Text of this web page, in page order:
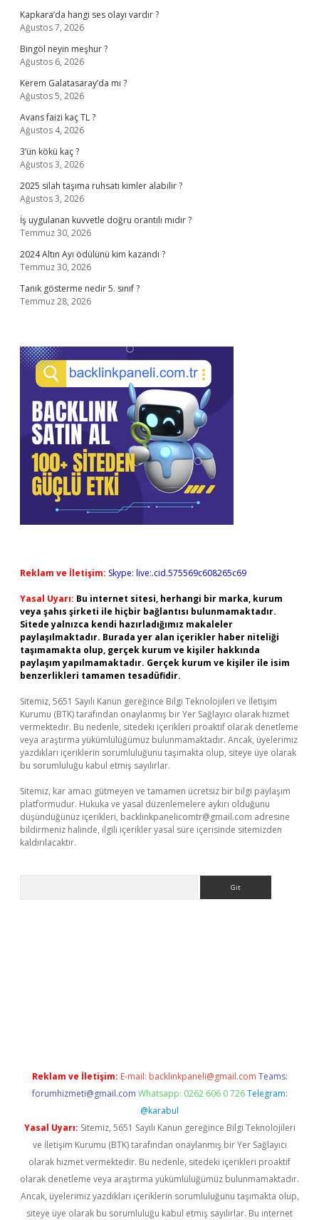
Kapkara’da hangi ses olayı vardır ?
Ağustos 7, 2026
Bingöl neyin meşhur ?
Ağustos 6, 2026
Kerem Galatasaray’da mı ?
Ağustos 5, 2026
Avans faizi kaç TL ?
Ağustos 4, 2026
3’ün kökü kaç ?
Ağustos 3, 2026
2025 silah taşıma ruhsatı kimler alabilir ?
Ağustos 3, 2026
İş uygulanan kuvvetle doğru orantılı mıdır ?
Temmuz 30, 2026
2024 Altın Ayı ödülünü kim kazandı ?
Temmuz 30, 2026
Tanık gösterme nedir 5. sınıf ?
Temmuz 28, 2026
Reklam ve İletişim: Skype: live:.cid.575569c608265c69
Yasal Uyarı: Bu internet sitesi, herhangi bir marka, kurum
veya şahıs şirketi ile hiçbir bağlantısı bulunmamaktadır.
Sitede yalnızca kendi hazırladığımız makaleler
paylaşılmaktadır. Burada yer alan içerikler haber niteliği
taşımamakta olup, gerçek kurum ve kişiler hakkında
paylaşım yapılmamaktadır. Gerçek kurum ve kişiler ile isim
benzerlikleri tamamen tesadüfidir.
Sitemiz, 5651 Sayılı Kanun gereğince Bilgi Teknolojileri ve İletişim
Kurumu (BTK) tarafından onaylanmış bir Yer Sağlayıcı olarak hizmet
vermektedir. Bu nedenle, sitedeki içerikleri proaktif olarak denetleme
veya araştırma yükümlülüğümüz bulunmamaktadır. Ancak, üyelerimiz
yazdıkları içeriklerin sorumluluğunu taşımakta olup, siteye üye olarak
bu sorumluluğu kabul etmiş sayılırlar.
Sitemiz, kar amacı gütmeyen ve tamamen ücretsiz bir bilgi paylaşım
platformudur. Hukuka ve yasal düzenlemelere aykırı olduğunu
düşündüğünüz içerikleri, backlinkpanelicomtr@gmail.com adresine
bildirmeniz halinde, ilgili içerikler yasal süre içerisinde sitemizden
kaldırılacaktır.
Reklam ve İletişim: E-mail: backlinkpaneli@gmail.com Teams:
forumhizmeti@gmail.com Whatsapp: 0262 606 0 726 Telegram:
@karabul
Yasal Uyarı: Sitemiz, 5651 Sayılı Kanun gereğince Bilgi Teknolojileri
ve İletişim Kurumu (BTK) tarafından onaylanmış bir Yer Sağlayıcı
olarak hizmet vermektedir. Bu nedenle, sitedeki içerikleri proaktif
olarak denetleme veya araştırma yükümlülüğümüz bulunmamaktadır.
Ancak, üyelerimiz yazdıkları içeriklerin sorumluluğunu taşımakta olup,
siteye üye olarak bu sorumluluğu kabul etmiş sayılırlar. Bu internet